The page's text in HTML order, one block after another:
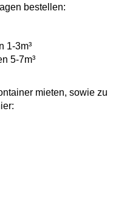
bestellen:
1-3m³
5-7m³
mieten, sowie zu